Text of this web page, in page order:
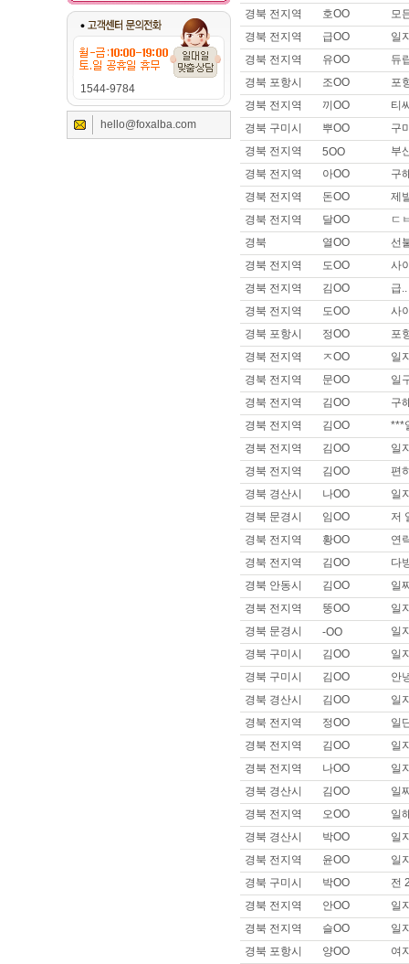
1544-9784
hello@foxalba.com
이름 :덴OO
희망지역 : 서울 강남구 / 희망
제목 :센스넘치는 이십대 실장,
이름 :토OO
희망지역 : 경기 화성시 / 희망
제목 :구인구직합니다
이름 :이OO
희망지역 : 서울 전지역 / 희망
제목 :안녕하세요
이름 :고OO
희망지역 : 경기 안산시 / 희망
제목 :사이즈 큰데 일 가능할까
이름 :
희망지역 : 경기 수원시 / 희망
제목 :자차 // 운전 실장 합니다
이름 :SOO
희망지역 : 경기 수원시 / 희망
제목 :안녕하세요
이름 : 세OO
희망지역 : 서울 강남구 / 희망
제목 :자차보유로 할수있는 일
이름 :트OO
희망지역 : 서울 전지역 / 희망
제목 :트젠선희
이름 :
쇠OO
희망지역 : 서울 강서구 / 희망
제목 :매니저,실장급으로 구직
이름 :일OO
희망지역 : 부산 북구 / 희망급
제목 :부산이구~일자리구해욥
이름 :으OO
희망지역 : 서울 강남구 / 희망
제목 :잘 부탁드립니다
이름 :은OO
희망지역 : 서울 강북구 / 희망
제목 :안녕하세요 장기근무 구
이름 :아OO
희망지역 : 경기 고양시 / 희망
제목 :남성마시지사 남성도우미
이름 :이OO
희망지역 : 경기 고양시 / 희망
제목 :잘부탁드립니다. 이나리
이름 :안OO
희망지역 : 경기 고양시 / 희망
제목 :안 ㅁ 나 오 ㅍ 없을까요?
이름 :이OO
희망지역 : 서울 관악구 / 희망
제목 :
44사이즈 썰부자 타로리
이름 :안OO
희망지역 : 경기 고양시 / 희망
경북 전지역
호OO
모
경북 전지역
급OO
일
경북 전지역
유OO
듀
경북 포항시
조OO
포
경북 전지역
끼OO
티
경북 구미시
뿌OO
구
경북 전지역
5OO
부
경북 전지역
아OO
구
경북 전지역
돈OO
제
경북 전지역
달OO
ㄷ
경북
열OO
선
경북 전지역
도OO
사
경북 전지역
김OO
급..
경북 전지역
도OO
사
경북 포항시
정OO
포
경북 전지역
ㅈOO
일
경북 전지역
문OO
일
경북 전지역
김OO
구
경북 전지역
김OO
***
경북 전지역
김OO
일
경북 전지역
김OO
편
경북 경산시
나OO
일
경북 문경시
임OO
저
경북 전지역
황OO
연
경북 전지역
김OO
다
경북 안동시
김OO
일
경북 전지역
뚱OO
일
경북 문경시
-OO
일
경북 구미시
김OO
일
경북 구미시
김OO
안
경북 경산시
김OO
일
경북 전지역
정OO
일
경북 전지역
김OO
일
경북 전지역
나OO
일
경북 경산시
김OO
일
경북 전지역
오OO
일
경북 경산시
박OO
일
경북 전지역
윤OO
일
경북 구미시
박OO
전
경북 전지역
안OO
일
경북 전지역
슬OO
일
경북 포항시
양OO
여